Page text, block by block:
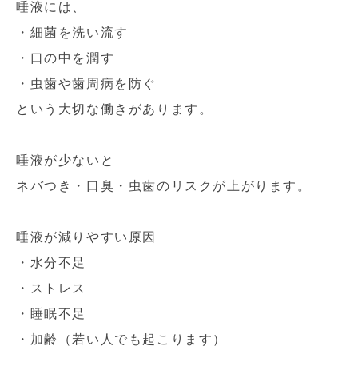
唾液には、
・細菌を洗い流す
・口の中を潤す
・虫歯や歯周病を防ぐ
という大切な働きがあります。
唾液が少ないと
ネバつき・口臭・虫歯のリスクが上がります。
唾液が減りやすい原因
・水分不足
・ストレス
・睡眠不足
・加齢（若い人でも起こります）